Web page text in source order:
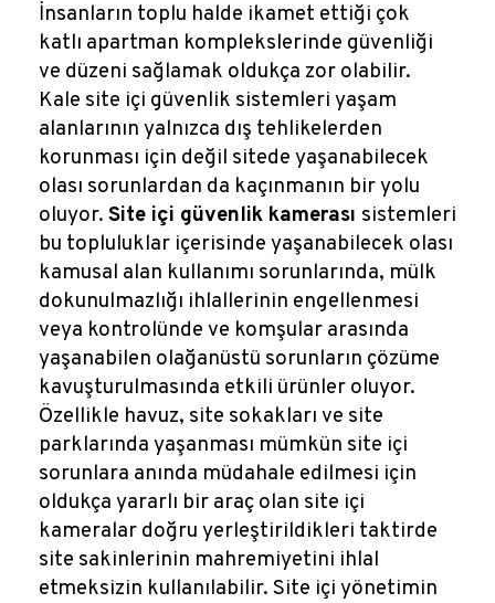
İnsanların toplu halde ikamet ettiği çok
katlı apartman komplekslerinde güvenliği
ve düzeni sağlamak oldukça zor olabilir.
Kale site içi güvenlik sistemleri yaşam
alanlarının yalnızca dış tehlikelerden
korunması için değil sitede yaşanabilecek
olası sorunlardan da kaçınmanın bir yolu
oluyor. Site içi güvenlik kamerası sistemleri
bu topluluklar içerisinde yaşanabilecek olası
kamusal alan kullanımı sorunlarında, mülk
dokunulmazlığı ihlallerinin engellenmesi
veya kontrolünde ve komşular arasında
yaşanabilen olağanüstü sorunların çözüme
kavuşturulmasında etkili ürünler oluyor.
Özellikle havuz, site sokakları ve site
parklarında yaşanması mümkün site içi
sorunlara anında müdahale edilmesi için
oldukça yararlı bir araç olan site içi
kameralar doğru yerleştirildikleri taktirde
site sakinlerinin mahremiyetini ihlal
etmeksizin kullanılabilir. Site içi yönetimin